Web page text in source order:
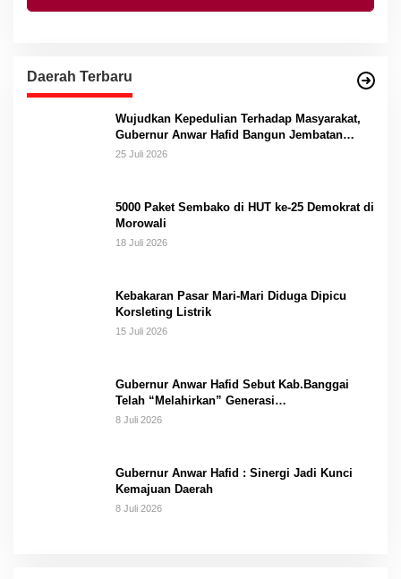
Daerah Terbaru
Wujudkan Kepedulian Terhadap Masyarakat,
Gubernur Anwar Hafid Bangun Jembatan
Gantung Masungkang dengan Dana Pribadi
25 Juli 2026
5000 Paket Sembako di HUT ke-25 Demokrat di
Morowali
18 Juli 2026
Kebakaran Pasar Mari-Mari Diduga Dipicu
Korsleting Listrik
15 Juli 2026
Gubernur Anwar Hafid Sebut Kab.Banggai
Telah “Melahirkan” Generasi…
8 Juli 2026
Gubernur Anwar Hafid : Sinergi Jadi Kunci
Kemajuan Daerah
8 Juli 2026